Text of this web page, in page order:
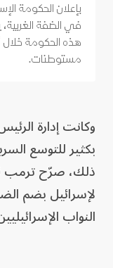
في الضفة
مستوطنات.
وكانت إدارة
بكثير للتوسع
ذلك، صرّح ترمب
لإسرائيل بضم
النواب